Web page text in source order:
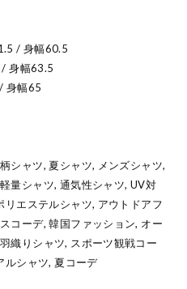
/ 身幅60.5
/ 身幅63.5
身幅65
シャツ, 夏シャツ, メンズシャツ,
量シャツ, 通気性シャツ, UV対
エステルシャツ, アウトドアフ
コーデ, 韓国ファッション, オー
織りシャツ, スポーツ観戦コー
ルシャツ, 夏コーデ